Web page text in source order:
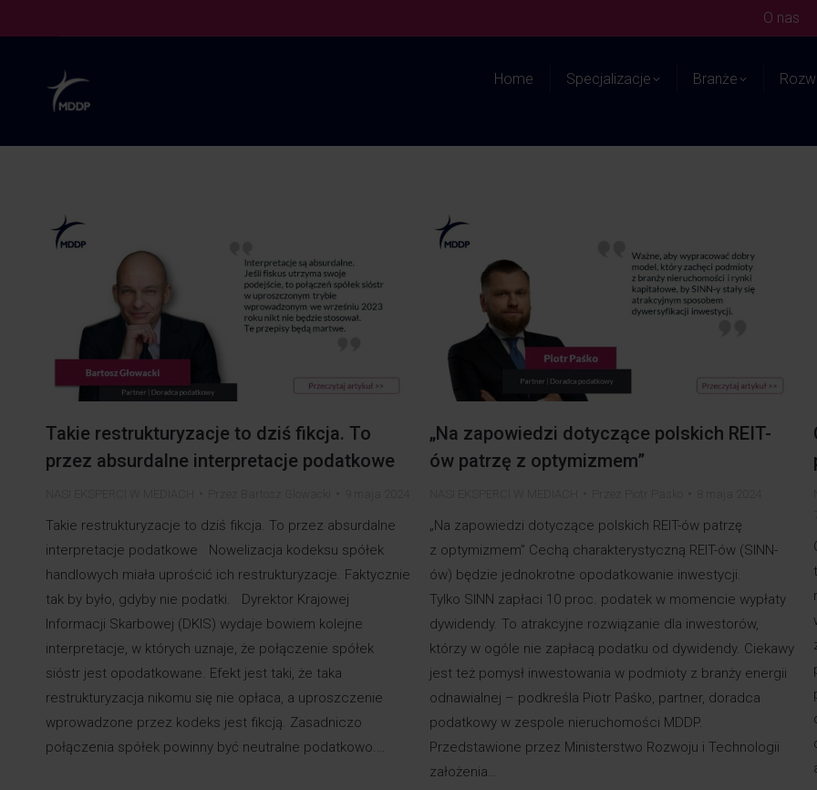
O nas
Home Specjalizacje Branże
Takie restrukturyzacje to dziś fikcja. To
przez absurdalne interpretacje podatkowe
Takie restrukturyzacje to dziś fikcja. To przez absurdalne
interpretacje podatkowe Nowelizacja kodeksu spółek
handlowych miała uprościć ich restrukturyzacje. Faktycznie
tak by było, gdyby nie podatki. Dyrektor Krajowej
Informacji Skarbowej (DKIS) wydaje bowiem kolejne
interpretacje, w których uznaje, że połączenie spółek
sióstr jest opodatkowane. Efekt jest taki, że taka
restrukturyzacja nikomu się nie opłaca, a uproszczenie
wprowadzone przez kodeks jest fikcją. Zasadniczo
połączenia spółek powinny być neutralne podatkowo.…
„Na zapowiedzi dotyczące polskich REIT-
ów patrzę z optymizmem”
„Na zapowiedzi dotyczące polskich REIT-ów patrzę
z optymizmem” Cechą charakterystyczną REIT-ów (SINN-
ów) będzie jednokrotne opodatkowanie inwestycji.
Tylko SINN zapłaci 10 proc. podatek w momencie wypłaty
dywidendy. To atrakcyjne rozwiązanie dla inwestorów,
którzy w ogóle nie zapłacą podatku od dywidendy. Ciekawy
jest też pomysł inwestowania w podmioty z branży energii
odnawialnej – podkreśla Piotr Paśko, partner, doradca
podatkowy w zespole nieruchomości MDDP.
Przedstawione przez Ministerstwo Rozwoju i Technologii
założenia…